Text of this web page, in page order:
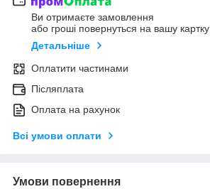
Ви отримаєте замовлення
або гроші повернуться на вашу картку
Детальніше
Оплатити частинами
Післяплата
Оплата на рахунок
Всі умови оплати
Умови повернення